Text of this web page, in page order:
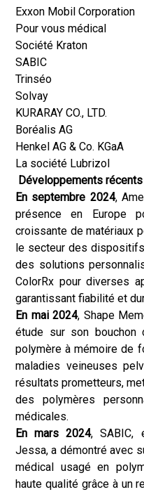
Exxon Mobil Corporation
Pour vous médical
Société Kraton
SABIC
Trinséo
Solvay
KURARAY CO., LTD.
Boréalis AG
Henkel AG & Co. KGaA
La société Lubrizol
Développements
En septembre 2024,
présence en Europe
croissante de matériaux
le secteur des
des solutions
ColorRx pour diverses
garantissant fiabilité et
En mai 2024, Shape
étude sur son bouchon
polymère à mémoire de
maladies veineuses
résultats prometteurs,
des polymères
médicales.
En mars 2024, SABIC,
Jessa, a démontré avec
médical usagé en
haute qualité grâce à un